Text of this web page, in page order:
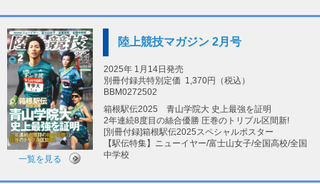
陸上競技マガジン 2月号
2025年 1月14日発売
別冊付録共特別定価 1,370円（税込）
BBM0272502
箱根駅伝2025 青山学院大 史上最強を証明
2年連続8度目の絲合優勝 圧巻のトリプル区間新!
[別冊付録]箱根駅伝2025スペシャルポスター
【駅伝特集】ニューイヤー/富士山女子/全国高校/全国
中学校
一覧を見る